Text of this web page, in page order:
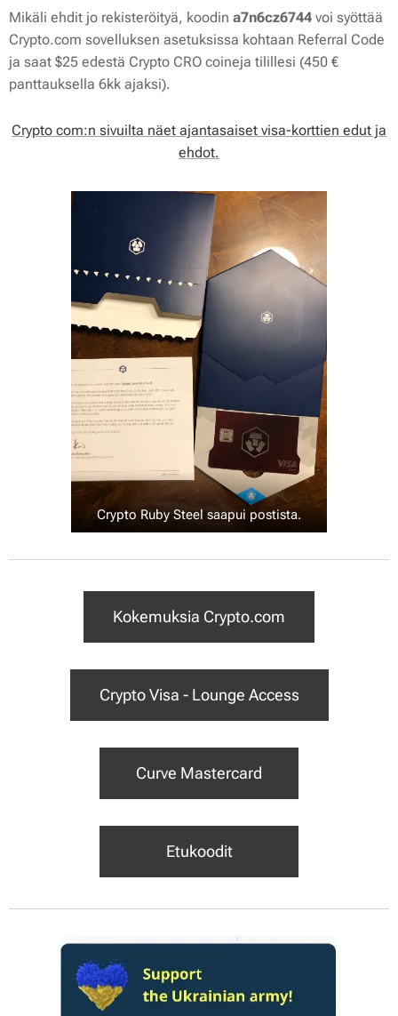
Mikäli ehdit jo rekisteröityä, koodin a7n6cz6744 voi syöttää
Crypto.com sovelluksen asetuksissa kohtaan Referral Code
ja saat $25 edestä Crypto CRO coineja tilillesi (450 €
panttauksella 6kk ajaksi).
Crypto com:n sivuilta näet ajantasaiset visa-korttien edut ja
ehdot.
Crypto Ruby Steel saapui postista.
Kokemuksia Crypto.com
Crypto Visa - Lounge Access
Curve Mastercard
Etukoodit